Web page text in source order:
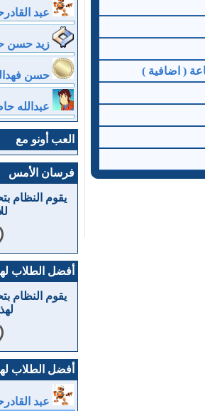
( اضافية )
عبد
زيد حسن
حسن
عبدالله
العب أونو مع
فرسان الأمس
يقوم النظام
أفضل الطلاب
يقوم النظام
أفضل الطلاب
عبد